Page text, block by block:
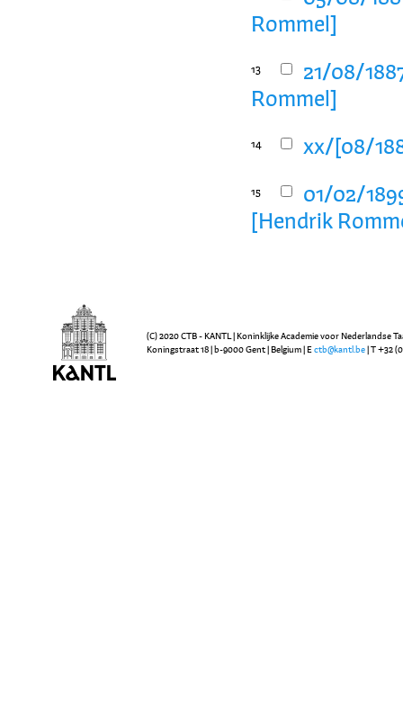
Rommel]
13
21/08/
Rommel]
14 xx/[08/
15
01/02/
[Hendrik
(C) 2020 CTB - KANTL | Koninklijke Academie voor Nederlandse
Koningstraat 18 | b-9000 Gent | Belgium | E ctb@kantl.be | T +32